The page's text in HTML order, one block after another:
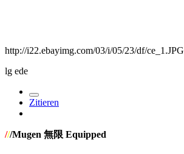
http://i22.ebayimg.com/03/i/05/23/df/ce_1.JPG
lg ede
Zitieren
///Mugen 無限 Equipped